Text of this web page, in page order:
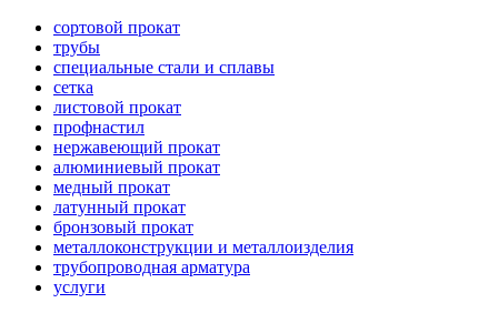
сортовой прокат
трубы
специальные стали и сплавы
сетка
листовой прокат
профнастил
нержавеющий прокат
алюминиевый прокат
медный прокат
латунный прокат
бронзовый прокат
металлоконструкции и металлоизделия
трубопроводная арматура
услуги